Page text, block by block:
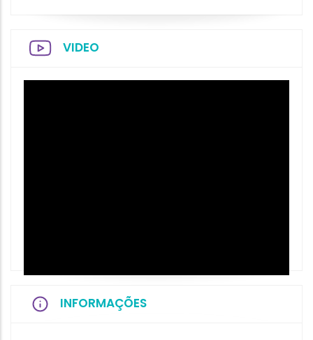
VIDEO
INFORMAÇÕES